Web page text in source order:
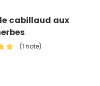
cabillaud aux
(1 note)